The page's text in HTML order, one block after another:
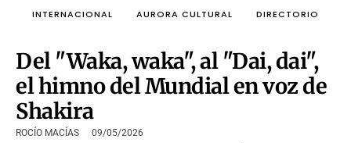
INTERNACIONAL
AURORA CULTURAL DIRECTORIO
Del "Waka, waka", al "Dai, dai",
el himno del Mundial en voz de
Shakira
ROCÍO MACÍAS 09/05/2026